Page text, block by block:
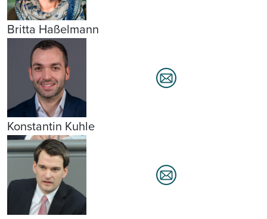
Britta Haßelmann
Konstantin Kuhle